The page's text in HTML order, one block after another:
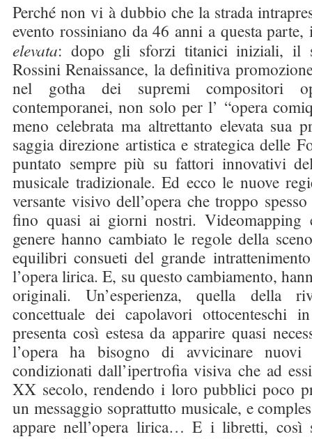
Perché non vi à dubbio che la strada
evento rossiniano da 46 anni a questa
elevata: dopo gli sforzi titanici iniziali, il
Rossini Renaissance, la definitiva
nel gotha dei supremi compositori
contemporanei, non solo per l’ “opera
meno celebrata ma altrettanto elevata sua
saggia direzione artistica e strategica delle
puntato sempre più su fattori innovativi
musicale tradizionale. Ed ecco le nuove
versante visivo dell’opera che troppo
fino quasi ai giorni nostri. Videomapping
genere hanno cambiato le regole della
equilibri consueti del grande
l’opera lirica. E, su questo cambiamento,
originali. Un’esperienza, quella della
concettuale dei capolavori ottocenteschi
presenta così estesa da apparire quasi
l’opera ha bisogno di avvicinare
condizionati dall’ipertrofia visiva che ad
XX secolo, rendendo i loro pubblici poco
un messaggio soprattutto musicale, e
appare nell’opera lirica… E i libretti, così